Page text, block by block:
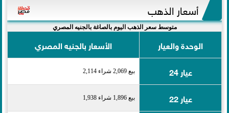
أسعار الذهب
متوسط سعر الذهب اليوم بالصاغة بالجنيه المصري
الوحدة والعيار
الأسعار بالجنيه المصري
عيار 24
بيع 2,069 شراء 2,114
عيار 22 بيع 1,896 شراء 1,938